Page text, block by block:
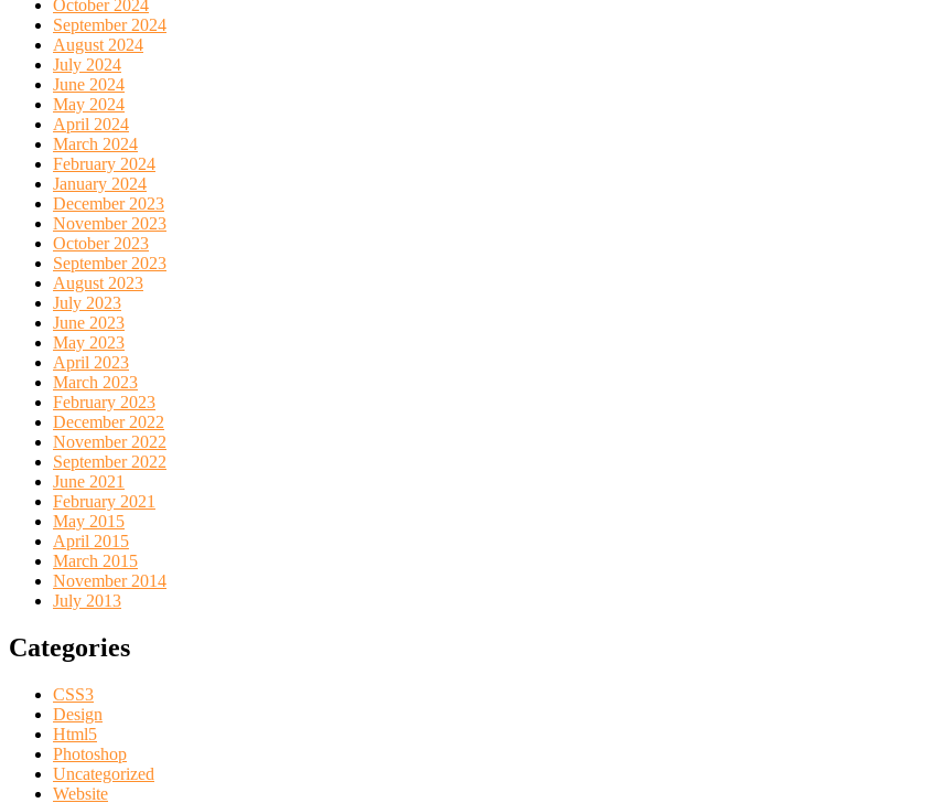
October 2024
September 2024
August 2024
July 2024
June 2024
May 2024
April 2024
March 2024
February 2024
January 2024
December 2023
November 2023
October 2023
September 2023
August 2023
July 2023
June 2023
May 2023
April 2023
March 2023
February 2023
December 2022
November 2022
September 2022
June 2021
February 2021
May 2015
April 2015
March 2015
November 2014
July 2013
Categories
CSS3
Design
Html5
Photoshop
Uncategorized
Website